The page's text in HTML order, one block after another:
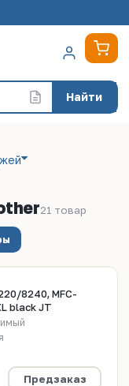
Найти
21 товар
8240, MFC-
black JT
Предзаказ